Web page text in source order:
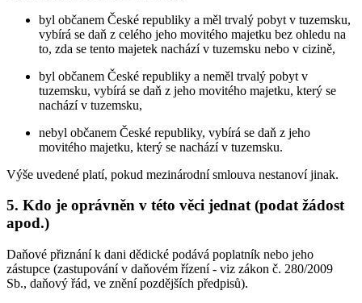
byl občanem České republiky a měl trvalý pobyt v tuzemsku,
vybírá se daň z celého jeho movitého majetku bez ohledu na
to, zda se tento majetek nachází v tuzemsku nebo v cizině,
byl občanem České republiky a neměl trvalý pobyt v
tuzemsku, vybírá se daň z jeho movitého majetku, který se
nachází v tuzemsku,
nebyl občanem České republiky, vybírá se daň z jeho
movitého majetku, který se nachází v tuzemsku.
Výše uvedené platí, pokud mezinárodní smlouva nestanoví jinak.
5. Kdo je oprávněn v této věci jednat (podat žádost
apod.)
Daňové přiznání k dani dědické podává poplatník nebo jeho
zástupce (zastupování v daňovém řízení - viz zákon č. 280/2009
Sb., daňový řád, ve znění pozdějších předpisů).